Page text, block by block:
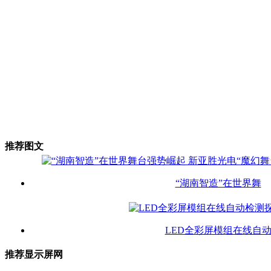
推荐图文
“湖南智造”在世界舞
LED全彩屏模组在线自动
推荐显示屏网